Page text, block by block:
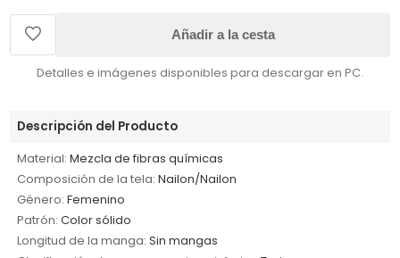
Añadir a la cesta
Detalles e imágenes disponibles para descargar en PC.
Descripción del Producto
Material: Mezcla de fibras químicas
Composición de la tela: Nailon/Nailon
Género: Femenino
Patrón: Color sólido
Longitud de la manga: Sin mangas